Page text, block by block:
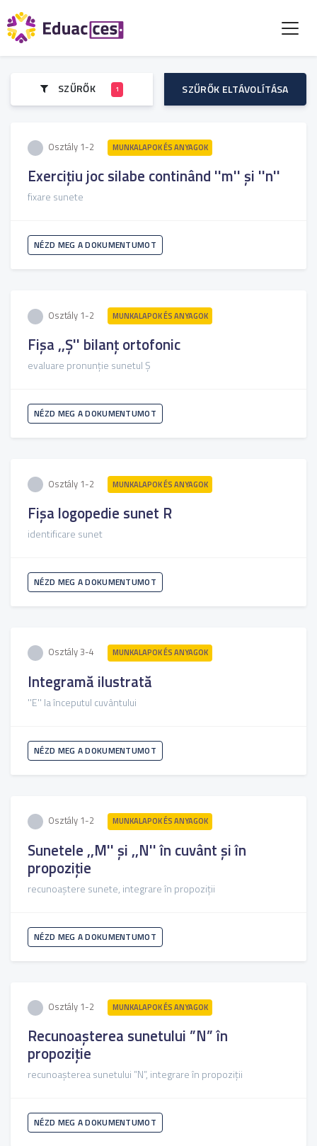
SZŰRŐK 1 SZŰRŐK ELTÁVOLÍTÁSA
Osztály 1-2 MUNKALAPOK ÉS ANYAGOK
Exercițiu joc silabe continând ''m'' și ''n''
fixare sunete
NÉZD MEG A DOKUMENTUMOT
Osztály 1-2 MUNKALAPOK ÉS ANYAGOK
Fișa ,,Ș'' bilanț ortofonic
evaluare pronunție sunetul Ș
NÉZD MEG A DOKUMENTUMOT
Osztály 1-2 MUNKALAPOK ÉS ANYAGOK
Fișa logopedie sunet R
identificare sunet
NÉZD MEG A DOKUMENTUMOT
Osztály 3-4 MUNKALAPOK ÉS ANYAGOK
Integramă ilustrată
''E'' la începutul cuvântului
NÉZD MEG A DOKUMENTUMOT
Osztály 1-2 MUNKALAPOK ÉS ANYAGOK
Sunetele ,,M'' și ,,N'' în cuvânt și în
propoziție
recunoaștere sunete, integrare în propoziții
NÉZD MEG A DOKUMENTUMOT
Osztály 1-2 MUNKALAPOK ÉS ANYAGOK
Recunoașterea sunetului ”N” în
propoziție
recunoașterea sunetului ”N”, integrare în propoziții
NÉZD MEG A DOKUMENTUMOT